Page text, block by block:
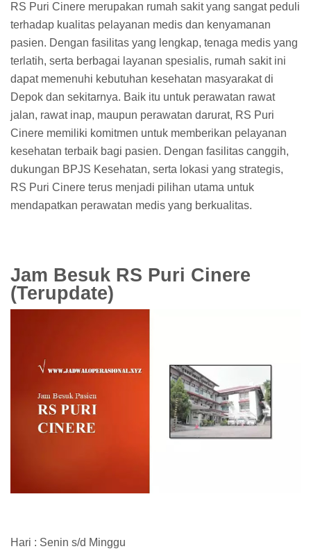
RS Puri Cinere merupakan rumah sakit yang sangat peduli
terhadap kualitas pelayanan medis dan kenyamanan
pasien. Dengan fasilitas yang lengkap, tenaga medis yang
terlatih, serta berbagai layanan spesialis, rumah sakit ini
dapat memenuhi kebutuhan kesehatan masyarakat di
Depok dan sekitarnya. Baik itu untuk perawatan rawat
jalan, rawat inap, maupun perawatan darurat, RS Puri
Cinere memiliki komitmen untuk memberikan pelayanan
kesehatan terbaik bagi pasien. Dengan fasilitas canggih,
dukungan BPJS Kesehatan, serta lokasi yang strategis,
RS Puri Cinere terus menjadi pilihan utama untuk
mendapatkan perawatan medis yang berkualitas.
Jam Besuk RS Puri Cinere
(Terupdate)
Hari : Senin s/d Minggu